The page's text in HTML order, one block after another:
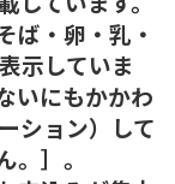
ば・卵・乳・
示していま
いにもかかわ
ション）して
。］。